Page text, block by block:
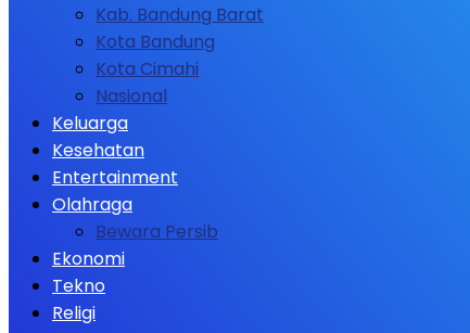
Kab. Bandung Barat
Kota Bandung
Kota Cimahi
Nasional
Keluarga
Kesehatan
Entertainment
Olahraga
Bewara Persib
Ekonomi
Tekno
Religi